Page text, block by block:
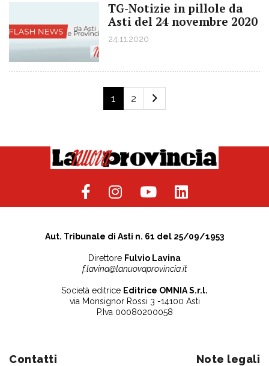
TG-Notizie in pillole da
Asti del 24 novembre 2020
24.11.2020
1 2
Aut. Tribunale di Asti n. 61 del 25/09/1953
Direttore Fulvio Lavina
f.lavina@lanuovaprovincia.it
Società editrice Editrice OMNIA S.r.l.
via Monsignor Rossi 3 -14100 Asti
P.Iva 00080200058
Contatti Note legali